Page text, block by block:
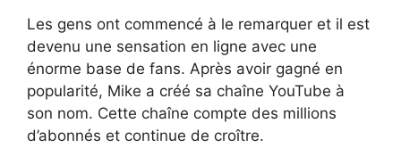
Les gens ont commencé à le remarquer et il est
devenu une sensation en ligne avec une
énorme base de fans. Après avoir gagné en
popularité, Mike a créé sa chaîne YouTube à
son nom. Cette chaîne compte des millions
d’abonnés et continue de croître.